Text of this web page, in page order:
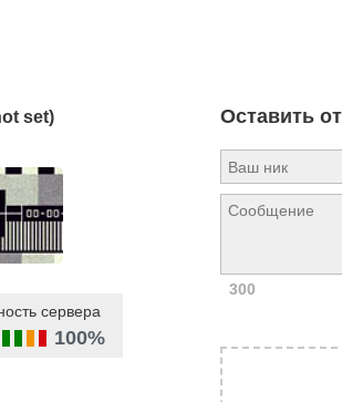
set)
сервера
100%
Оставить
300